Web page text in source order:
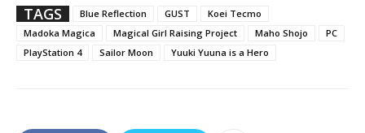
TAGS Blue Reflection GUST
Koei Tecmo
Madoka Magica
Magical Girl Raising Project Maho Shojo
PC
PlayStation 4
Sailor Moon Yuuki Yuuna is a Hero